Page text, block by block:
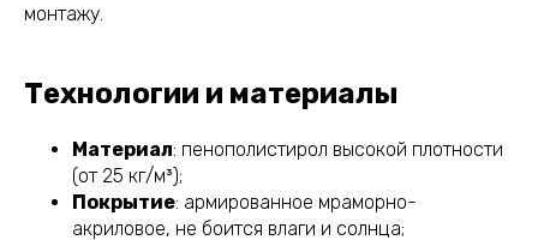
монтажу.
Технологии и материалы
Материал: пенополистирол высокой плотности
(от 25 кг/м³);
Покрытие: армированное мраморно-
акриловое, не боится влаги и солнца;